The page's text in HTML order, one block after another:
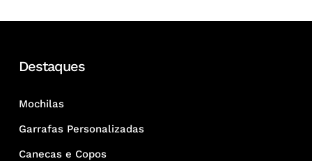
Destaques
Mochilas
Garrafas Personalizadas
Canecas e Copos